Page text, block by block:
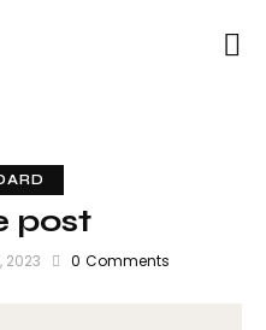
post
2023 0 Comments